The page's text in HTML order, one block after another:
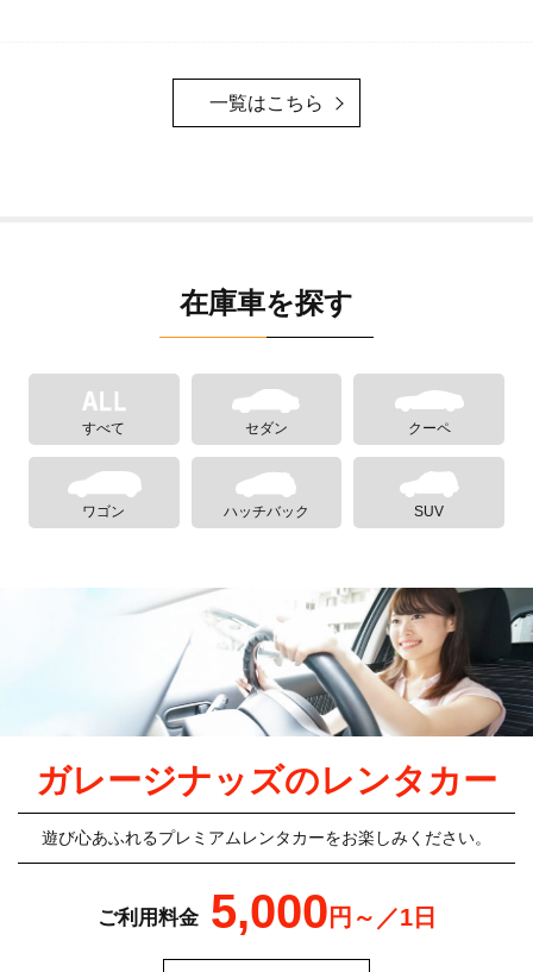
一覧はこちら
在庫車を探す
すべて セダン クーペ
ワゴン ハッチバック SUV
ガレージナッズのレンタカー
遊び心あふれるプレミアムレンタカーをお楽しみください。
ご利用料金 5,000 円～／1日